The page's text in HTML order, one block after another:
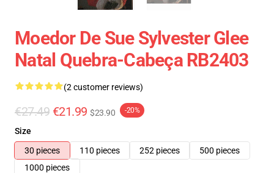
Moedor De Sue Sylvester Glee
Natal Quebra-Cabeça RB2403
(2 customer reviews)
€27.49 €21.99 $23.90 -20%
Size
30 pieces
110 pieces 252 pieces
500 pieces
1000 pieces